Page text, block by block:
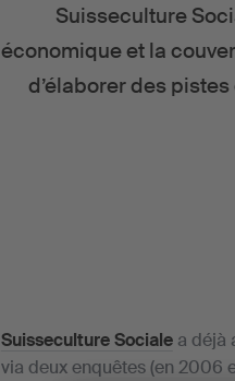
Suisseculture
économique et la
d’élaborer des
Suisseculture Socialea déjà
via deux enquêtes (en 2006